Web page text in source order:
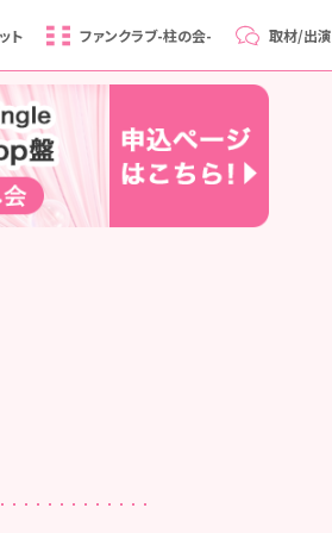
ト ファンクラブ-柱の会- 取材/出演